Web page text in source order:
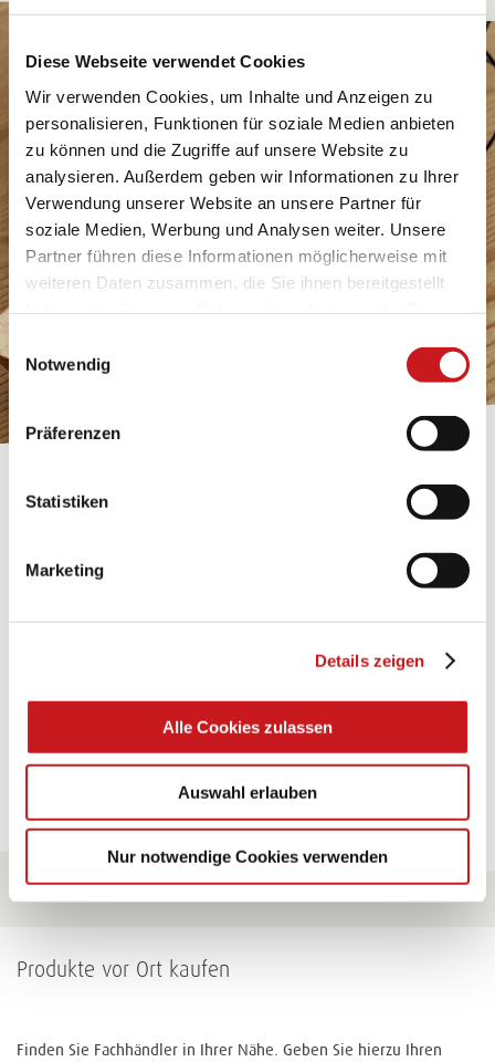
Diese Webseite verwendet Cookies
Wir verwenden Cookies, um Inhalte und Anzeigen zu
personalisieren, Funktionen für soziale Medien anbieten
zu können und die Zugriffe auf unsere Website zu
analysieren. Außerdem geben wir Informationen zu Ihrer
Verwendung unserer Website an unsere Partner für
soziale Medien, Werbung und Analysen weiter. Unsere
Partner führen diese Informationen möglicherweise mit
weiteren Daten zusammen, die Sie ihnen bereitgestellt
Datenschutzhinweisen
mehr darüber, wer wir sind, wie
personenbezogene Daten verarbeiten. Hier geht’s zum
Impressum.
Notwendig
Präferenzen
Statistiken
Marketing
Details zeigen
Alle Cookies zulassen
Auswahl erlauben
Nur notwendige Cookies verwenden
Glänzende Ideen mit wasserfestem Papier. Perfekt zu
Zu allen Tipps
Produkte vor Ort kaufen
Finden Sie Fachhändler in Ihrer Nähe. Geben Sie hierzu Ihren